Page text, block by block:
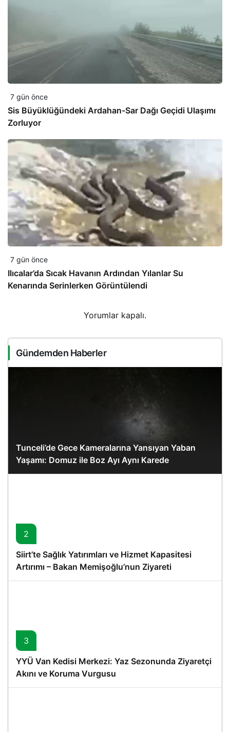
7 gün önce
Sis Büyüklüğündeki Ardahan-Sar Dağı Geçidi Ulaşımı
Zorluyor
7 gün önce
Ilıcalar’da Sıcak Havanın Ardından Yılanlar Su
Kenarında Serinlerken Görüntülendi
Yorumlar kapalı.
Gündemden Haberler
Tunceli’de Gece Kameralarına Yansıyan Yaban
Yaşamı: Domuz ile Boz Ayı Aynı Karede
2
Siirt’te Sağlık Yatırımları ve Hizmet Kapasitesi
Artırımı – Bakan Memişoğlu’nun Ziyareti
3
YYÜ Van Kedisi Merkezi: Yaz Sezonunda Ziyaretçi
Akını ve Koruma Vurgusu